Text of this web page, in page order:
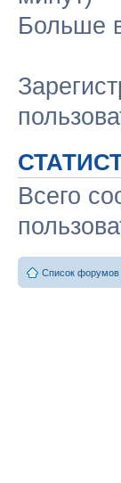
Больше
Всего
Список форумов